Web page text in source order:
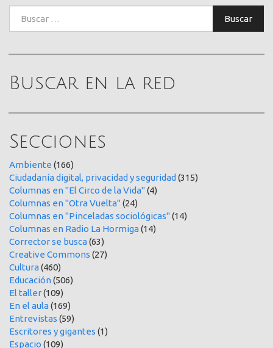
Buscar
Buscar en la red
Secciones
Ambiente (166)
Ciudadanía digital, privacidad y seguridad (315)
Columnas en "El Circo de la Vida"(4)
Columnas en "Otra Vuelta"(24)
Columnas en "Pinceladas sociológicas"(14)
Columnas en Radio La Hormiga(14)
Corrector se busca(63)
Creative Commons (27)
Cultura(460)
Educación(506)
El taller(109)
En el aula(169)
Entrevistas (59)
Escritores y gigantes (1)
Espacio (109)